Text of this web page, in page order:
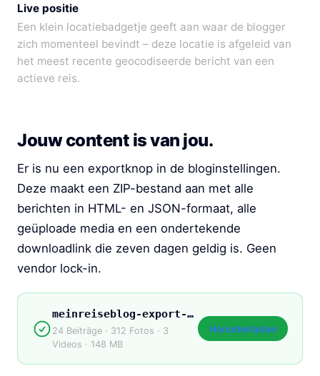
Live positie
Een klein locatiebadgetje geeft aan waar de blogger
zich momenteel bevindt – deze locatie is afgeleid van
het meest recente geocodiseerde bericht van een
actieve reis.
Jouw content is van jou.
Er is nu een exportknop in de bloginstellingen.
Deze maakt een ZIP-bestand aan met alle
berichten in HTML- en JSON-formaat, alle
geüploade media en een ondertekende
downloadlink die zeven dagen geldig is. Geen
vendor lock-in.
meinreiseblog-export-2026.zip
24 Beiträge · 312 Fotos · 3
Videos · 148 MB
Herunterladen